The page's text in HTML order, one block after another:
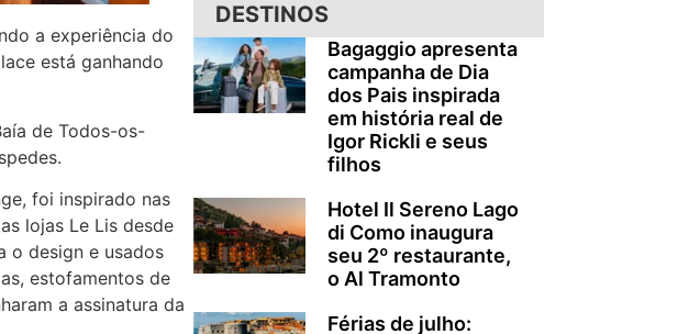
a experiência do
está ganhando
de Todos-os-
foi inspirado nas
lojas Le Lis desde
o design e usados
estofamentos de
a assinatura da
DESTINOS
Bagaggio apresenta
campanha de Dia
dos Pais inspirada
em história real de
Igor Rickli e seus
filhos
Hotel Il Sereno Lago
di Como inaugura
seu 2º restaurante,
o Al Tramonto
Férias de julho: